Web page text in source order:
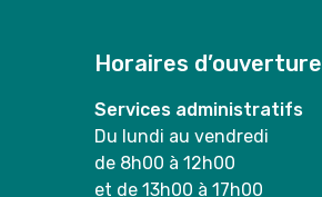
Horaires d’ouverture
Services administratifs
Du lundi au vendredi
de 8h00 à 12h00
et de 13h00 à 17h00